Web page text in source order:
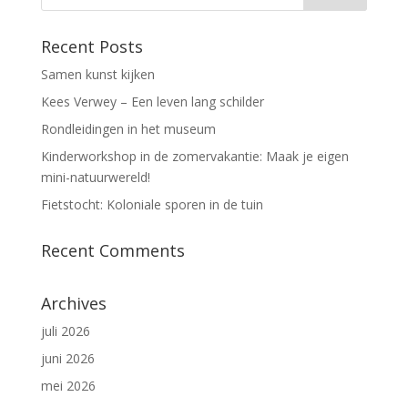
Recent Posts
Samen kunst kijken
Kees Verwey – Een leven lang schilder
Rondleidingen in het museum
Kinderworkshop in de zomervakantie: Maak je eigen
mini-natuurwereld!
Fietstocht: Koloniale sporen in de tuin
Recent Comments
Archives
juli 2026
juni 2026
mei 2026